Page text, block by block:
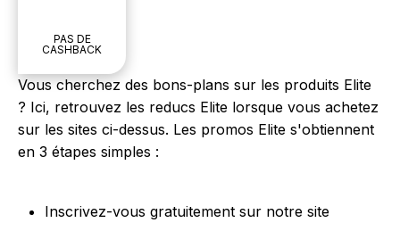
PAS DE
CASHBACK
Vous cherchez des bons-plans sur les produits Elite
? Ici, retrouvez les reducs Elite lorsque vous achetez
sur les sites ci-dessus. Les promos Elite s'obtiennent
en 3 étapes simples :
Inscrivez-vous gratuitement sur notre site